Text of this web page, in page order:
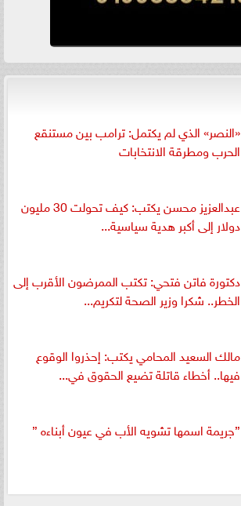
«النصر» الذي لم يكتمل: ترامب بين مستنقع
الحرب ومطرقة الانتخابات
عبدالعزيز محسن يكتب: كيف تحولت 30 مليون
دولار إلى أكبر هدية سياسية...
دكتورة فاتن فتحي: تكتب الممرضون الأقرب إلى
الخطر.. شكرا وزير الصحة لتكريم...
مالك السعيد المحامي يكتب: إحذروا الوقوع
فيها.. أخطاء قاتلة تضيع الحقوق في...
”جريمة اسمها تشويه الأب في عيون أبناءه ”